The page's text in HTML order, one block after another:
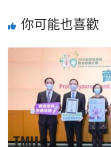
你可能也喜歡